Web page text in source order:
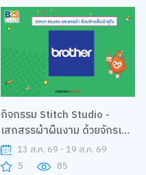
กิจกรรม Stitch Studio -
เสกสรรผ้าผืนงาม ด้วยจักรเย็บ
ผ้าคู่ใจ13 ส.ค. 69 - 19 ส.ค. 69
5
85